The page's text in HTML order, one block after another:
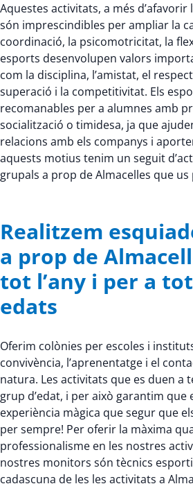
Aquestes activitats, a més d’afavorir
són imprescindibles per ampliar la
coordinació, la psicomotricitat, la
esports desenvolupen valors
com la disciplina, l’amistat, el
superació i la competitivitat. Els
recomanables per a alumnes amb
socialització o timidesa, ja que
relacions amb els companys i
aquests motius tenim un seguit
grupals a prop de Almacelles que
Realitzem
a prop de
tot l’any i per a
edats
Oferim colònies per escoles i
convivència, l’aprenentatge i el
natura. Les activitats que es duen a
grup d’edat, i per això garantim que
experiència màgica que segur que
per sempre! Per oferir la màxima
professionalisme en les nostres
nostres monitors són tècnics
cadascuna de les les activitats a